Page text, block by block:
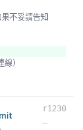
）
r1230
–